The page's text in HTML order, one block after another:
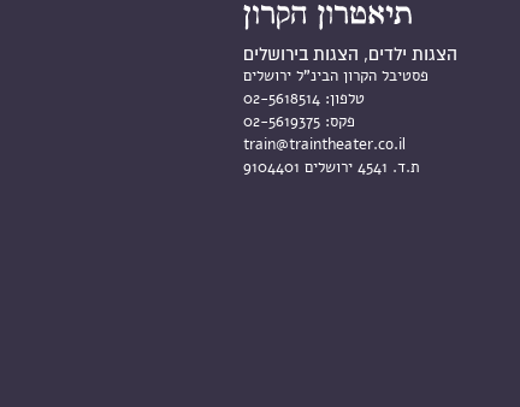
הצגות ילדים, הצגות בירושלים
פסטיבל הקרון הבינ"ל ירושלים
טלפון:
פקס:
train@traintheater.co.il
ת.ד. 4541 ירושלים 9104401